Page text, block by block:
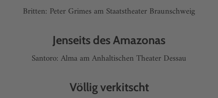
Britten: Peter Grimes am Staatstheater Braunschweig
Jenseits des Amazonas
Santoro: Alma am Anhaltischen Theater Dessau
Völlig verkitscht